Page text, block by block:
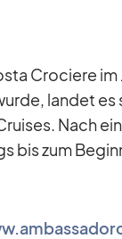
Cro­ciere
lan­det
Nach
bis zum